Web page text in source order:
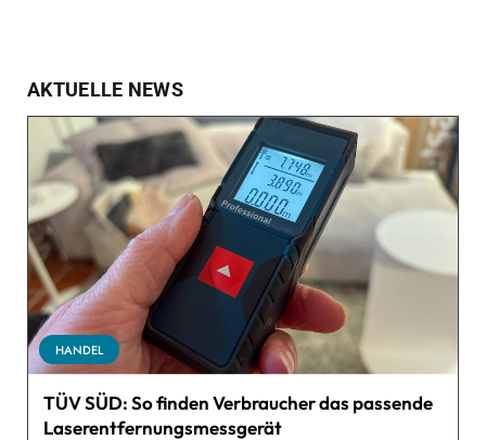
AKTUELLE NEWS
HANDEL
TÜV SÜD: So finden Verbraucher das passende
Laserentfernungsmessgerät